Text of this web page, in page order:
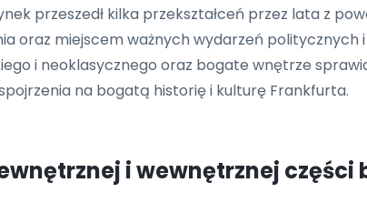
przeszedł kilka przekształceń przez lata z
oraz miejscem ważnych wydarzeń politycznych
i neoklasycznego oraz bogate wnętrze
na bogatą historię i kulturę Frankfurta.
i wewnętrznej części